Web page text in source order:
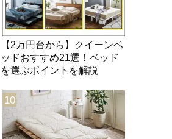
【2万円台から】クイーンベ
ッドおすすめ21選！ベッド
を選ぶポイントを解説
10